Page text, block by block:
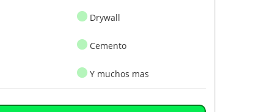
Drywall
Cemento
Y muchos mas